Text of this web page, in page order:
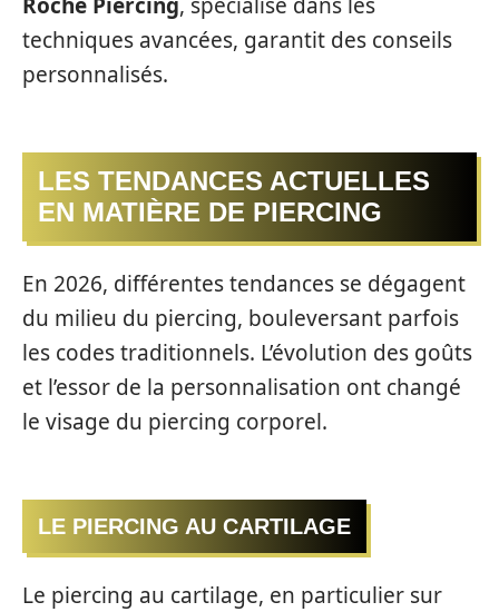
techniques avancées, garantit des conseils
personnalisés.
LES TENDANCES ACTUELLES
EN MATIÈRE DE PIERCING
En 2026, différentes tendances se dégagent
du milieu du piercing, bouleversant parfois
les codes traditionnels. L’évolution des goûts
et l’essor de la personnalisation ont changé
le visage du piercing corporel.
LE PIERCING AU CARTILAGE
Le piercing au cartilage, en particulier sur